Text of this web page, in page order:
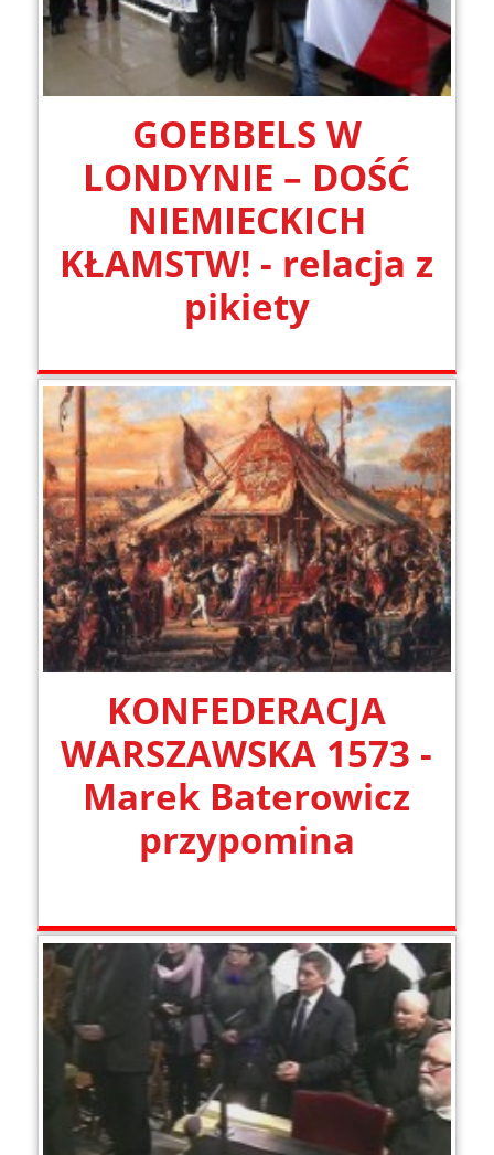
GOEBBELS W
LONDYNIE – DOŚĆ
NIEMIECKICH
KŁAMSTW! - relacja z
pikiety
KONFEDERACJA
WARSZAWSKA 1573 -
Marek Baterowicz
przypomina